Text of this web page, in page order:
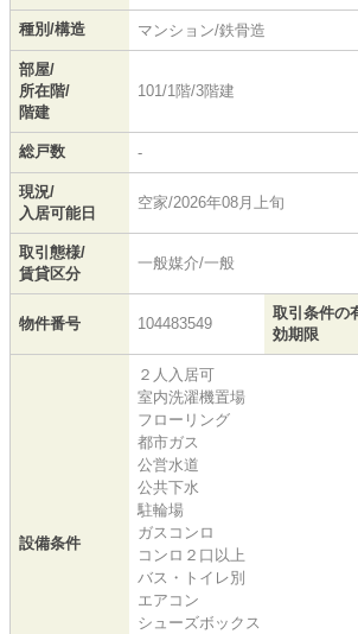
種別/構造 マンション/鉄骨造
部屋/
所在階/
階建
101/1階/3階建
総戸数 -
現況/
入居可能日
空家/2026年08月上旬
取引態様/
賃貸区分
一般媒介/一般
物件番号 104483549
取引条件の
効期限
設備条件
２人入居可
室内洗濯機置場
フローリング
都市ガス
公営水道
公共下水
駐輪場
ガスコンロ
コンロ２口以上
バス・トイレ別
エアコン
シューズボックス